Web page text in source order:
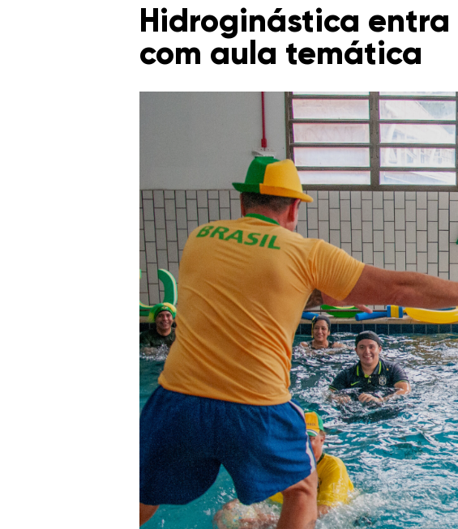
Hidroginástica
com aula temática